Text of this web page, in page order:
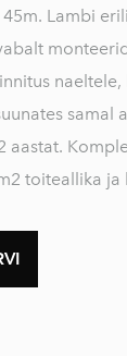
Lambi
samal
aastat.
toiteallika